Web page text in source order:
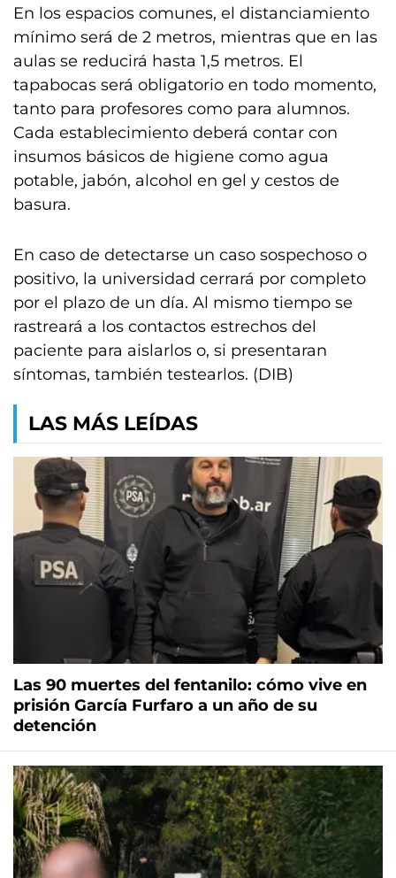
En los espacios comunes, el distanciamiento
mínimo será de 2 metros, mientras que en las
aulas se reducirá hasta 1,5 metros. El
tapabocas será obligatorio en todo momento,
tanto para profesores como para alumnos.
Cada establecimiento deberá contar con
insumos básicos de higiene como agua
potable, jabón, alcohol en gel y cestos de
basura.
En caso de detectarse un caso sospechoso o
positivo, la universidad cerrará por completo
por el plazo de un día. Al mismo tiempo se
rastreará a los contactos estrechos del
paciente para aislarlos o, si presentaran
síntomas, también testearlos. (DIB)
LAS MÁS LEÍDAS
Las 90 muertes del fentanilo: cómo vive en
prisión García Furfaro a un año de su
detención